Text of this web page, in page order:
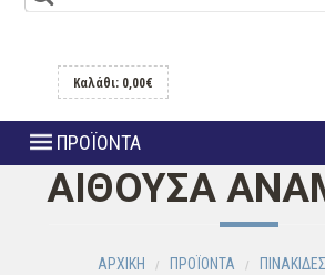
Καλάθι: 0,00€
ΠΡΟΪΟΝΤΑ
ΑΙΘΟΥΣΑ
ΑΡΧΙΚΗ ΠΡΟΪΟΝΤΑ